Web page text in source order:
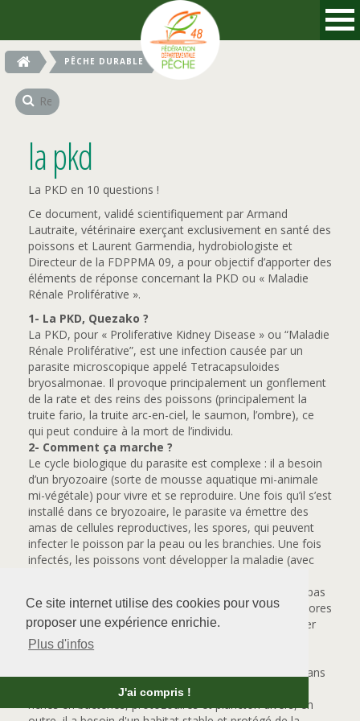
Ce site internet utilise des cookies pour vous
proposer une expérience enrichie.
Plus d'infos
J'ai compris !
PÊCHE DURABLE LA PKD
la pkd
La PKD en 10 questions !
Ce document, validé scientifiquement par Armand
Lautraite, vétérinaire exerçant exclusivement en santé des
poissons et Laurent Garmendia, hydrobiologiste et
Directeur de la FDPPMA 09, a pour objectif d’apporter des
éléments de réponse concernant la PKD ou « Maladie
Rénale Proliférative ».
1- La PKD, Quezako ?
La PKD, pour « Proliferative Kidney Disease » ou “Maladie
Rénale Proliférative”, est une infection causée par un
parasite microscopique appelé Tetracapsuloides
bryosalmonae. Il provoque principalement un gonflement
de la rate et des reins des poissons (principalement la
truite fario, la truite arc-en-ciel, le saumon, l’ombre), ce
qui peut conduire à la mort de l’individu.
2- Comment ça marche ?
Le cycle biologique du parasite est complexe : il a besoin
d’un bryozoaire (sorte de mousse aquatique mi-animale
mi-végétale) pour vivre et se reproduire. Une fois qu’il s’est
installé dans ce bryozoaire, le parasite va émettre des
amas de cellules reproductives, les spores, qui peuvent
infecter le poisson par la peau ou les branchies. Une fois
infectés, les poissons vont développer la maladie (avec
conditions environnementales sont présentes. Il n’y a pas
de contamination de poisson à poisson : seules les spores
du parasite émises par les bryozoaires peuvent infecter
des poissons.
On ne trouve le parasite responsable de la PKD que dans
des endroits où vit le bryozoaire, lequel aime les eaux
riches en bactéries, protozoaires et plancton divers, en